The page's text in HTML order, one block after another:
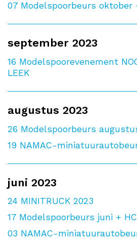
07 Modelspoorbeurs oktober
september 2023
16 Modelspoorevenement
LEEK
augustus 2023
26 Modelspoorbeurs
19 NAMAC-
juni 2023
24 MINITRUCK 2023
17 Modelspoorbeurs juni +
03 NAMAC-